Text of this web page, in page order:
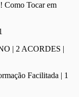
Tocar em
| 2 ACORDES |
Facilitada | 1